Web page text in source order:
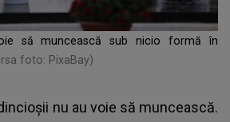
să muncească sub nicio formă în
foto: PixaBay)
nu au voie să muncească.